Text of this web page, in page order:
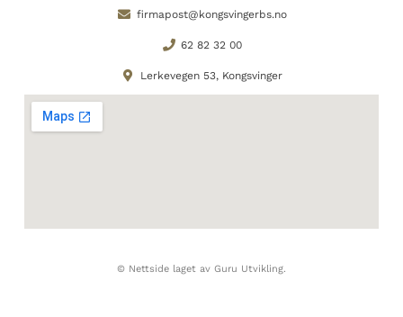
firmapost@kongsvingerbs.no
62 82 32 00
Lerkevegen 53, Kongsvinger
© Nettside laget av Guru Utvikling.